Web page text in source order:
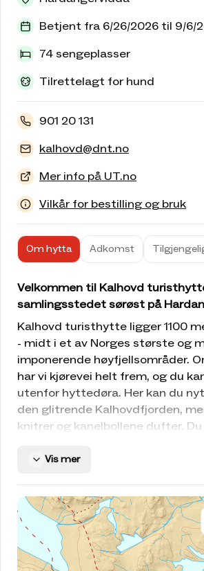
Betjent fra 6/26/2026 til 9/6/
74 sengeplasser
Tilrettelagt for hund
901 20 131
kalhovd@dnt.no
Mer info på UT.no
Vilkår for bestilling og bruk
Om hytta Adkomst
Velkommen til Kalhovd
samlingsstedet sørøst på
Kalhovd turisthytte ligger 1100
- midt i et av Norges største og
imponerende høyfjellsområder.
har vi kjørevei helt frem, og du
utenfor hyttedøra. Her kan du
den glitrende Kalhovdfjorden,
knitrer og kanelbollene dufter. Du
padlende innover Kalhovdfjorden.
Hytter og rom
Kalhovd turisthytte består av til
hytter. Vi har mange rom og 74
tilgjengelig for sesongen 2026.
kan bookes på nett, mens noen
Vis mer